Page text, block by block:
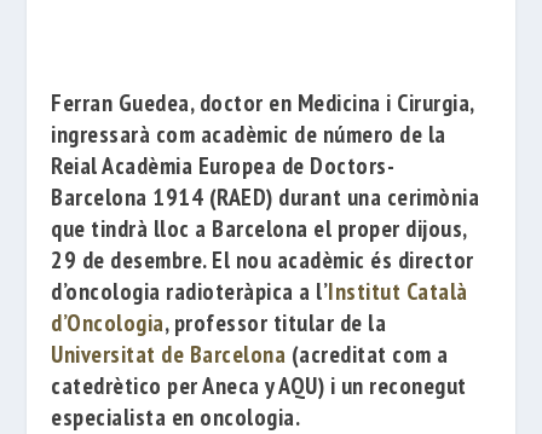
Ferran Guedea, doctor en Medicina i Cirurgia,
ingressarà com acadèmic de número de la
Reial Acadèmia Europea de Doctors-
Barcelona 1914 (RAED) durant una cerimònia
que tindrà lloc a Barcelona el proper dijous,
29 de desembre. El nou acadèmic és director
d’oncologia radioteràpica a l’Institut Català
d’Oncologia, professor titular de la
Universitat de Barcelona (acreditat com a
catedrètico per Aneca y AQU) i un reconegut
especialista en oncologia.